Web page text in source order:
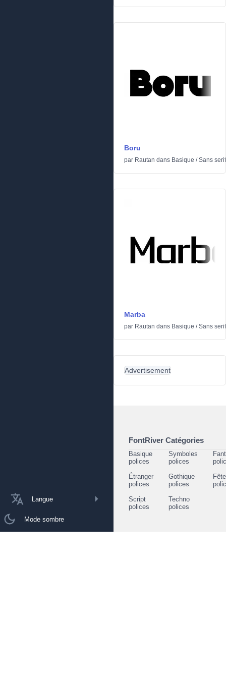
Langue
Mode sombre
Boru
par Rautan dans Basique /Sans serif
Marba
par Rautan dans Basique /Sans serif
Advertisement
FontRiver Catégories
Basique
polices
Symboles
polices
Étranger
polices
Gothique
polices
Script
polices
Techno
polices